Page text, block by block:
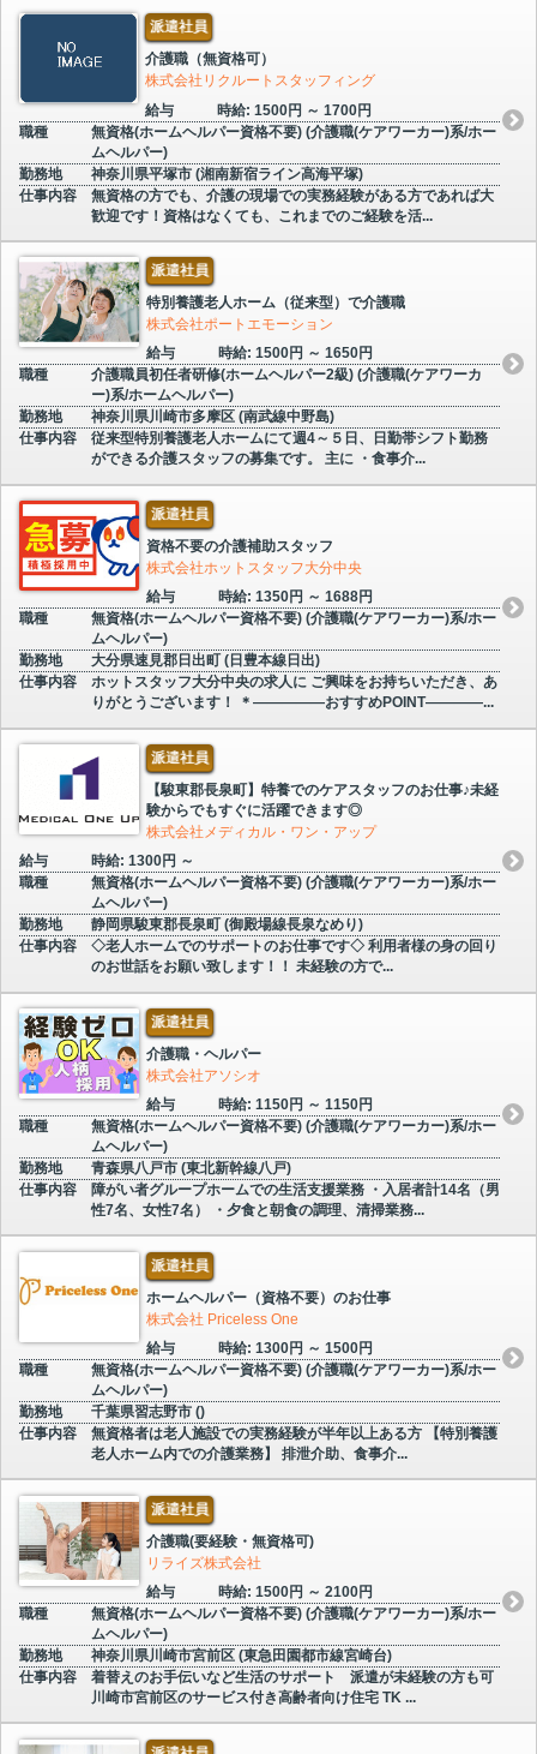
派遣社員
介護職（無資格可）
株式会社リクルートスタッフィング
給与
時給: 1500円 ～ 1700円
職種
無資格(ホームヘルパー資格不要) (介護職(ケアワーカー)系/ホー
ムヘルパー)
勤務地
神奈川県平塚市 (湘南新宿ライン高海平塚)
仕事内容
無資格の方でも、介護の現場での実務経験がある方であれば大
歓迎です！資格はなくても、これまでのご経験を活...
派遣社員
特別養護老人ホーム（従来型）で介護職
株式会社ポートエモーション
給与
時給: 1500円 ～ 1650円
職種
介護職員初任者研修(ホームヘルパー2級) (介護職(ケアワーカ
ー)系/ホームヘルパー)
勤務地
神奈川県川崎市多摩区 (南武線中野島)
仕事内容
従来型特別養護老人ホームにて週4～５日、日勤帯シフト勤務
ができる介護スタッフの募集です。 主に ・食事介...
派遣社員
資格不要の介護補助スタッフ
株式会社ホットスタッフ大分中央
給与
時給: 1350円 ～ 1688円
職種
無資格(ホームヘルパー資格不要) (介護職(ケアワーカー)系/ホー
ムヘルパー)
勤務地
大分県速見郡日出町 (日豊本線日出)
仕事内容
ホットスタッフ大分中央の求人に ご興味をお持ちいただき、あ
りがとうございます！ ＊―――――おすすめPOINT――――...
派遣社員
【駿東郡長泉町】特養でのケアスタッフのお仕事♪未経
験からでもすぐに活躍できます◎
株式会社メディカル・ワン・アップ
給与
時給: 1300円 ～
職種
無資格(ホームヘルパー資格不要) (介護職(ケアワーカー)系/ホー
ムヘルパー)
勤務地
静岡県駿東郡長泉町 (御殿場線長泉なめり)
仕事内容
◇老人ホームでのサポートのお仕事です◇ 利用者様の身の回り
のお世話をお願い致します！！ 未経験の方で...
派遣社員
介護職・ヘルパー
株式会社アソシオ
給与
時給: 1150円 ～ 1150円
職種
無資格(ホームヘルパー資格不要) (介護職(ケアワーカー)系/ホー
ムヘルパー)
勤務地
青森県八戸市 (東北新幹線八戸)
仕事内容
障がい者グループホームでの生活支援業務 ・入居者計14名（男
性7名、女性7名） ・夕食と朝食の調理、清掃業務...
派遣社員
ホームヘルパー（資格不要）のお仕事
株式会社 Priceless One
給与
時給: 1300円 ～ 1500円
職種
無資格(ホームヘルパー資格不要) (介護職(ケアワーカー)系/ホー
ムヘルパー)
勤務地
千葉県習志野市 ()
仕事内容
無資格者は老人施設での実務経験が半年以上ある方 【特別養護
老人ホーム内での介護業務】 排泄介助、食事介...
派遣社員
介護職(要経験・無資格可)
リライズ株式会社
給与
時給: 1500円 ～ 2100円
職種
無資格(ホームヘルパー資格不要) (介護職(ケアワーカー)系/ホー
ムヘルパー)
勤務地
神奈川県川崎市宮前区 (東急田園都市線宮崎台)
仕事内容
着替えのお手伝いなど生活のサポート 派遣が未経験の方も可
川崎市宮前区のサービス付き高齢者向け住宅 TK ...